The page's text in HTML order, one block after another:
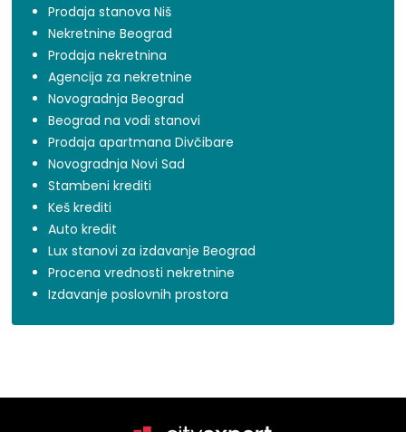
Prodaja stanova Niš
Nekretnine Beograd
Prodaja nekretnina
Agencija za nekretnine
Novogradnja Beograd
Beograd na vodi stanovi
Prodaja apartmana Divčibare
Novogradnja Novi Sad
Stambeni krediti
Keš krediti
Auto kredit
Lux stanovi za izdavanje Beograd
Procena vrednosti nekretnine
Izdavanje poslovnih prostora